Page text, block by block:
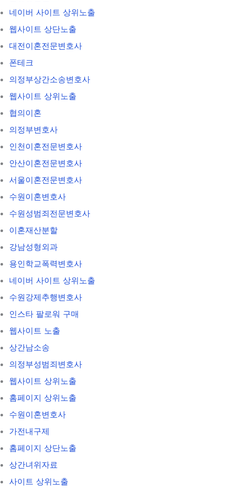
네이버 사이트 상위노출
웹사이트 상단노출
대전이혼전문변호사
폰테크
의정부상간소송변호사
웹사이트 상위노출
협의이혼
의정부변호사
인천이혼전문변호사
안산이혼전문변호사
서울이혼전문변호사
수원이혼변호사
수원성범죄전문변호사
이혼재산분할
강남성형외과
용인학교폭력변호사
네이버 사이트 상위노출
수원강제추행변호사
인스타 팔로워 구매
웹사이트 노출
상간남소송
의정부성범죄변호사
웹사이트 상위노출
홈페이지 상위노출
수원이혼변호사
가전내구제
홈페이지 상단노출
상간녀위자료
사이트 상위노출